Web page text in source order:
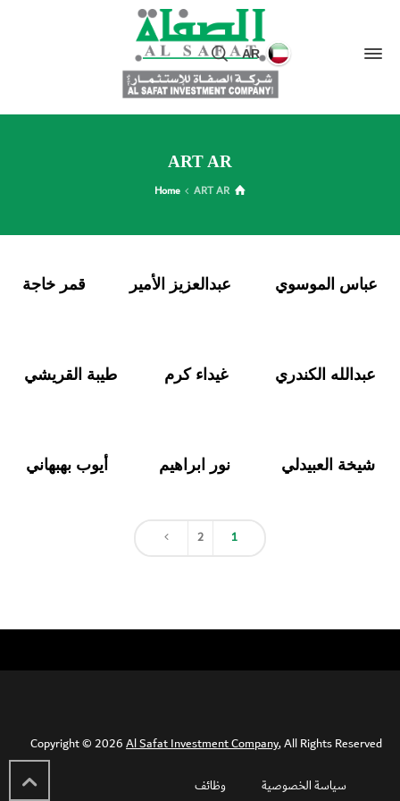
AR
ART AR
Home
ART AR
عباس الموسوي عبدالعزيز الأمير قمر خاجة
عبدالله الكندري غيداء كرم طيبة القريشي
شيخة العبيدلي نور ابراهيم أيوب بهبهاني
1
2
Copyright © 2026Al Safat Investment Company, All Rights Reserved
سياسة الخصوصية
وظائف
English العربية